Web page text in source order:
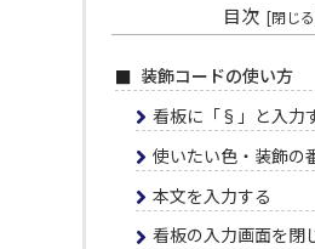
目次
装飾コードの使い方
看板に「§」と入力
使いたい色・装飾の
本文を入力する
看板の入力画面を閉